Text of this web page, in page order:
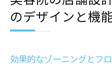
季節ごとのデコレ
案
のデザインと機
効果的なゾーニングとフ